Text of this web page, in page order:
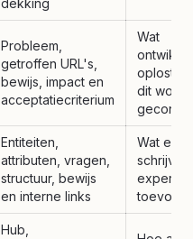
dekking
Probleem,
getroffen URL's,
bewijs, impact en
acceptatiecriterium
Wat
oplost
dit wordt
Entiteiten,
attributen, vragen,
structuur, bewijs
en interne links
Wat een
schrijver
expert
Hub,